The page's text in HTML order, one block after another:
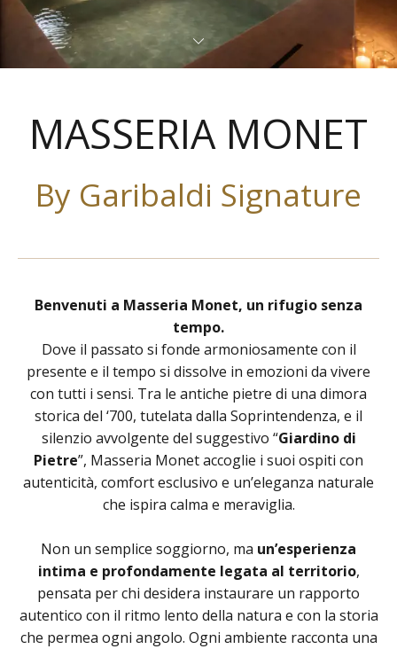
MASSERIA MONET
By Garibaldi Signature
Benvenuti a Masseria Monet, un rifugio senza
tempo.
Dove il passato si fonde armoniosamente con il
presente e il tempo si dissolve in emozioni da vivere
con tutti i sensi. Tra le antiche pietre di una dimora
storica del ‘700, tutelata dalla Soprintendenza, e il
silenzio avvolgente del suggestivo “Giardino di
Pietre”, Masseria Monet accoglie i suoi ospiti con
autenticità, comfort esclusivo e un’eleganza naturale
che ispira calma e meraviglia.
Non un semplice soggiorno, ma un’esperienza
intima e profondamente legata al territorio,
pensata per chi desidera instaurare un rapporto
autentico con il ritmo lento della natura e con la storia
che permea ogni angolo. Ogni ambiente racconta una